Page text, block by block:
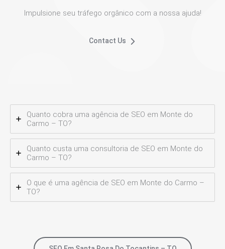
Impulsione seu tráfego orgânico com a nossa ajuda!
Contact Us
Quanto cobra uma agência de SEO em Monte do
Carmo – TO?
Quanto custa uma consultoria de SEO em Monte do
Carmo – TO?
O que é uma agência de SEO em Monte do Carmo –
TO?